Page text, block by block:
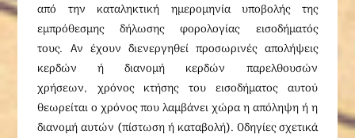
από την καταληκτική ημερομηνία υποβολής της
εμπρόθεσμης δήλωσης φορολογίας εισοδήματός
τους. Αν έχουν διενεργηθεί προσωρινές απολήψεις
κερδών ή διανομή κερδών παρελθουσών
χρήσεων, χρόνος κτήσης του εισοδήματος αυτού
θεωρείται ο χρόνος που λαμβάνει χώρα η απόληψη ή η
διανομή αυτών (πίστωση ή καταβολή). Οδηγίες σχετικά